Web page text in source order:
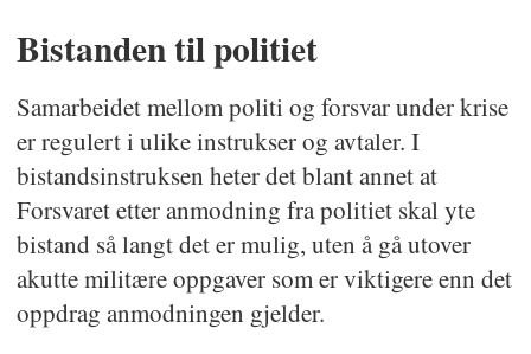
Bistanden til politiet
Samarbeidet mellom politi og forsvar under krise
er regulert i ulike instrukser og avtaler. I
bistandsinstruksen heter det blant annet at
Forsvaret etter anmodning fra politiet skal yte
bistand så langt det er mulig, uten å gå utover
akutte militære oppgaver som er viktigere enn det
oppdrag anmodningen gjelder.